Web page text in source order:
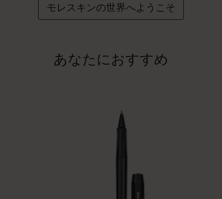
モレスキンの世界へようこそ
あなたにおすすめ